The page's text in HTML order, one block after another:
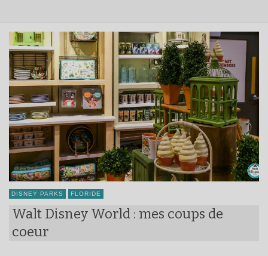
DISNEY PARKS FLORIDE
Walt Disney World : mes coups de
coeur